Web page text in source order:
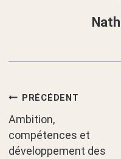
de
PRÉCÉDENT
Ambition,
compétences et
développement des